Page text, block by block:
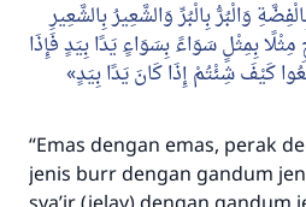
وَالْبُرُّ بِالْبُرِّ وَالشَّعِيرُ بِالشَّعِيرِ
مِثْلًا بِمِثْلٍ سَوَاءً بِسَوَاءٍ يَدًا بِيَدٍ فَإِذَا
كَيْفَ شِئْتُمْ إِذَا كَانَ يَدًا بِيَدٍ
“Emas dengan emas, perak
jenis burr dengan gandum